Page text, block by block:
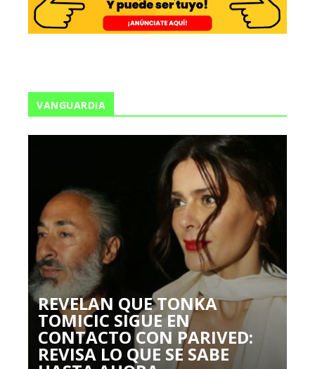
VANGUARDIA
REVELAN QUE TONKA
TOMICIC SIGUE EN
CONTACTO CON PARIVED:
REVISA LO QUE SE SABE